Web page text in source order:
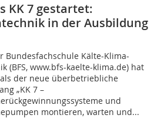
KK 7 gestartet:
in der Ausbildung
Bundesfachschule Kälte-Klima-
(BFS, www.bfs-kaelte-klima.de) hat
der neue überbetriebliche
„KK 7 –
und
montieren, warten und...